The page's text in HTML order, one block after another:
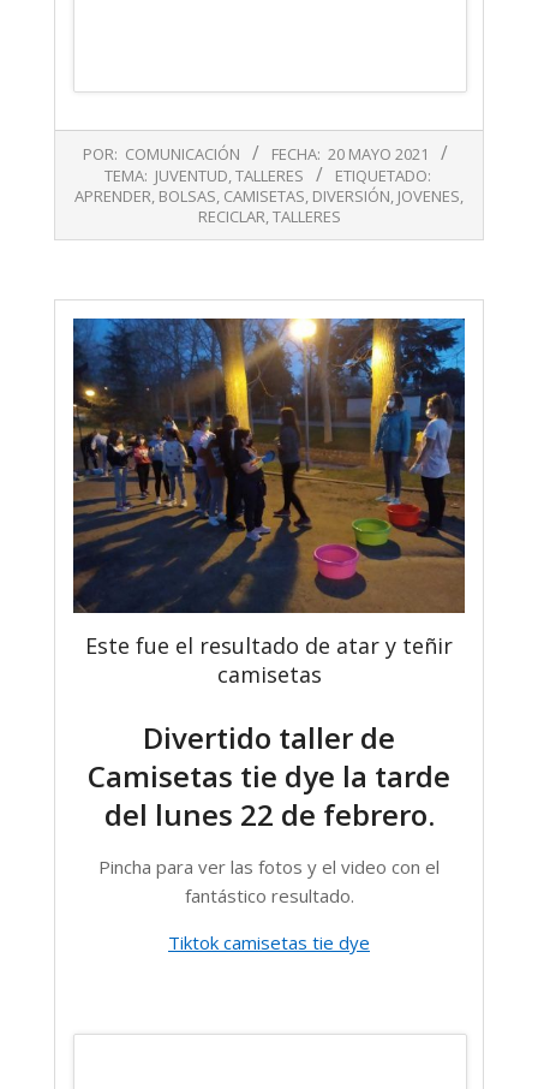
POR: COMUNICACIÓN FECHA: 20 MAYO 2021
TEMA: JUVENTUD,TALLERES
ETIQUETADO:
APRENDER, BOLSAS, CAMISETAS, DIVERSIÓN, JOVENES,
RECICLAR,TALLERES
Este fue el resultado de atar y teñir
camisetas
Divertido taller de
Camisetas tie dye la tarde
del lunes 22 de febrero.
Pincha para ver las fotos y el video con el
fantástico resultado.
Tiktok camisetas tie dye